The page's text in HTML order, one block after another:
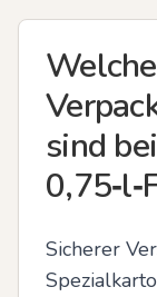
sind
Sicherer